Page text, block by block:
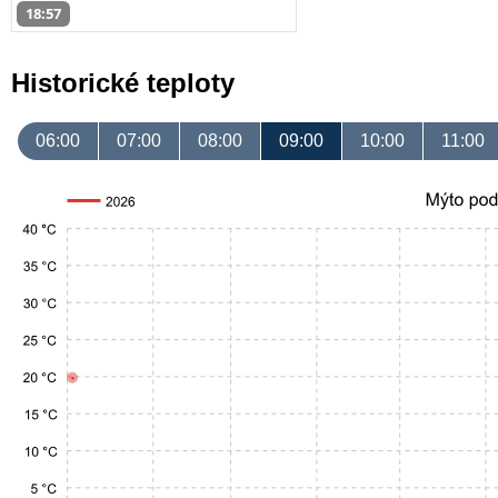
18:57
Historické teploty
06:00 07:00 08:00 09:00 10:00 11:00